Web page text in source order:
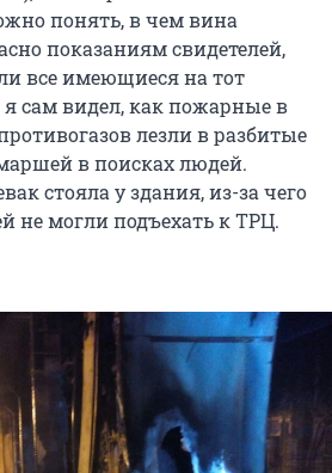
понять, в чем вина
показаниям свидетелей,
все имеющиеся на тот
сам видел, как пожарные в
лезли в разбитые
в поисках людей.
стояла у здания, из-за чего
не могли подъехать к ТРЦ.